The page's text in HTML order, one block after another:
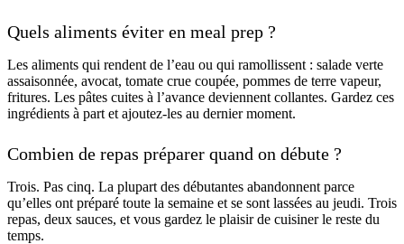
Quels aliments éviter en meal prep ?
Les aliments qui rendent de l’eau ou qui ramollissent : salade verte
assaisonnée, avocat, tomate crue coupée, pommes de terre vapeur,
fritures. Les pâtes cuites à l’avance deviennent collantes. Gardez ces
ingrédients à part et ajoutez-les au dernier moment.
Combien de repas préparer quand on débute ?
Trois. Pas cinq. La plupart des débutantes abandonnent parce
qu’elles ont préparé toute la semaine et se sont lassées au jeudi. Trois
repas, deux sauces, et vous gardez le plaisir de cuisiner le reste du
temps.